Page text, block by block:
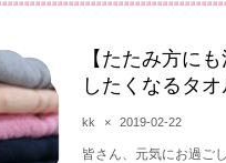
【たたみ方に
したくなるタオ
kk × 2019-02-22
皆さん、元気にお過ご